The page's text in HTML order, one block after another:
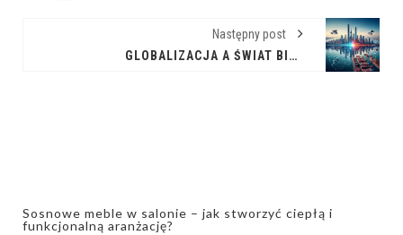
Następny post
GLOBALIZACJA A ŚWIAT BIZNESU: NOWE HORYZONTY I WYZWANIA
Sosnowe meble w salonie – jak stworzyć ciepłą i
funkcjonalną aranżację?